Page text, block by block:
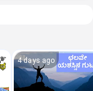
4 days ago